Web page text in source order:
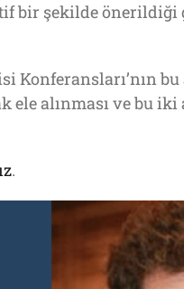
bir şekilde
Konferansları’nın
alınması ve bu iki
.